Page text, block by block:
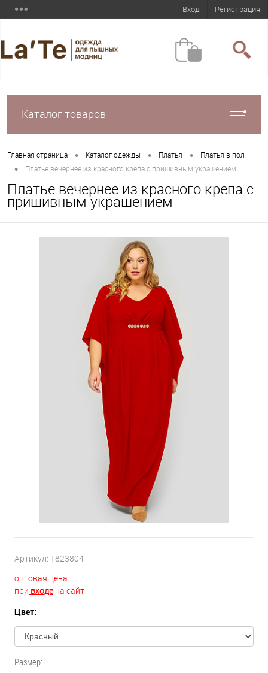
Вход Регистрация
Каталог товаров
Главная страница • Каталог одежды • Платья • Платья в пол
• Платье вечернее из красного крепа с пришивным украшением
Платье вечернее из красного крепа с
пришивным украшением
Артикул: 1823804
оптовая цена
при входена сайт
Цвет:
Размер: